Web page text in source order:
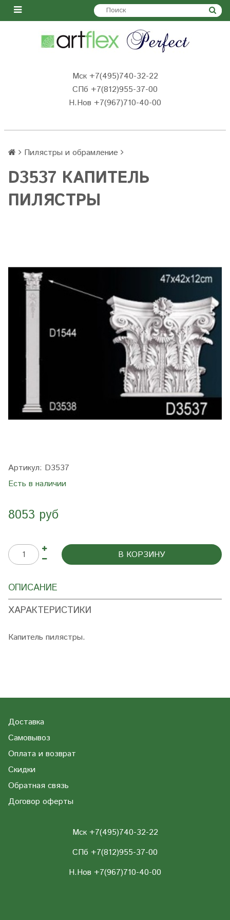
Мск +7(495)740-32-22
СПб +7(812)955-37-00
Н.Нов +7(967)710-40-00
Пилястры и обрамление
D3537 КАПИТЕЛЬ
ПИЛЯСТРЫ
Артикул: D3537
Есть в наличии
8053 руб
В КОРЗИНУ
ОПИСАНИЕ
ХАРАКТЕРИСТИКИ
Капитель пилястры.
Доставка
Самовывоз
Оплата и возврат
Скидки
Обратная связь
Договор оферты
Мск +7(495)740-32-22
СПб +7(812)955-37-00
Н.Нов +7(967)710-40-00